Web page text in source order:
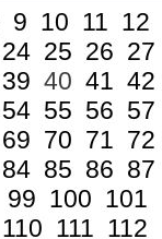
9 10 11 12
24 25 26 27
39 40 41 42
54 55 56 57
69 70 71 72
84 85 86 87
99 100 101
110 111 112